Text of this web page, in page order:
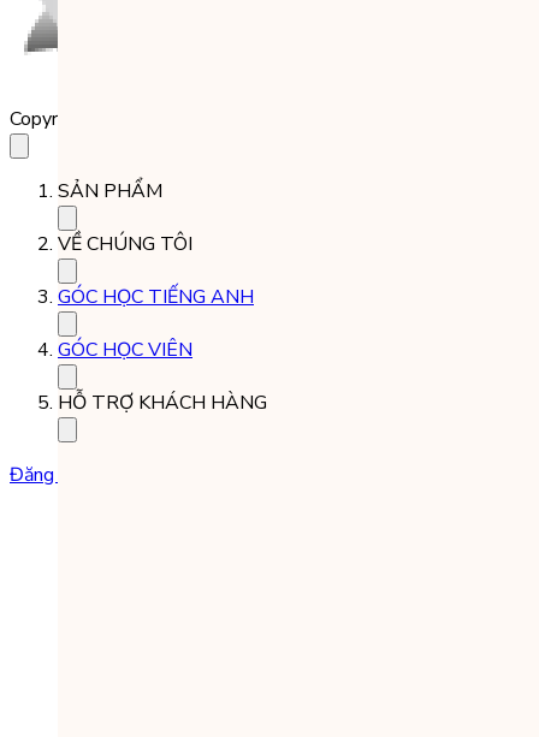
Copyright 2023 Babilala Class
SẢN PHẨM
VỀ CHÚNG TÔI
GÓC HỌC TIẾNG ANH
GÓC HỌC VIÊN
HỖ TRỢ KHÁCH HÀNG
Đăng ký học